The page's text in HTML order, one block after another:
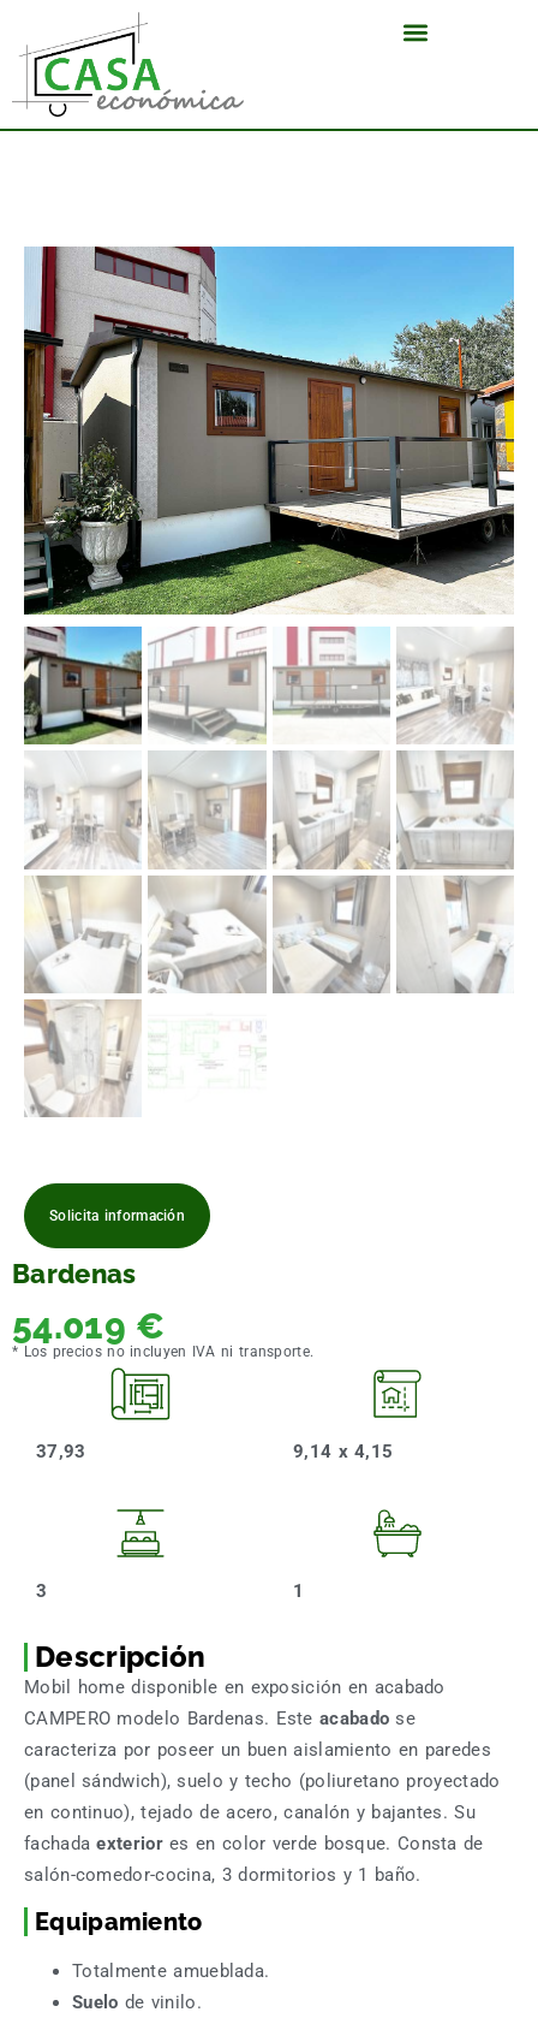
Solicita información
Bardenas
54.019 €
* Los precios no incluyen IVA ni transporte.
37,93 9,14 x 4,15
3 1
Descripción
Mobil home disponible en exposición en acabado
CAMPERO modelo Bardenas. Esteacabado se
caracteriza por poseer un buen aislamiento en paredes
(panel sándwich), suelo y techo (poliuretano proyectado
en continuo), tejado de acero, canalón y bajantes. Su
fachadaexteriores en color verde bosque. Consta de
salón-comedor-cocina, 3 dormitorios y 1 baño.
Equipamiento
Totalmente amueblada.
Suelo de vinilo.